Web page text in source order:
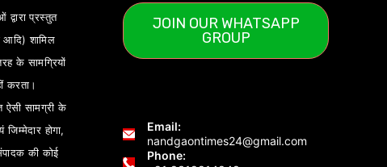
प्रस्तुत
आदि) शामिल
के सामग्रियों
करता।
सामग्री के
होगा,
की कोई
JOIN OUR WHATSAPP
GROUP
Email:
nandgaontimes24@gmail.com
Phone: